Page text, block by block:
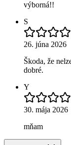
výborná!!
S
26. júna 2026
Škoda, že
dobré.
Y
30. mája 2026
mňam